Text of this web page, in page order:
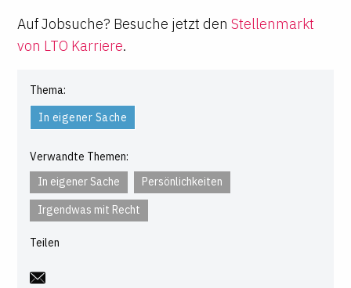
Auf Jobsuche? Besuche jetzt den Stellenmarkt
von LTO Karriere.
Thema:
In eigener Sache
Verwandte Themen:
In eigener Sache
Persönlichkeiten
Irgendwas mit Recht
Teilen